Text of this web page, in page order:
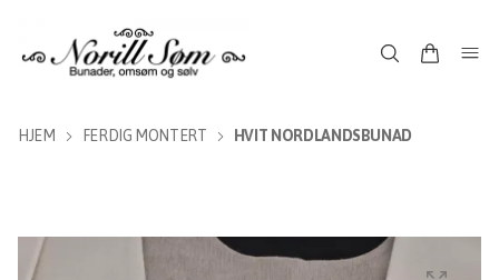
HJEM FERDIG MONTERT HVIT NORDLANDSBUNAD